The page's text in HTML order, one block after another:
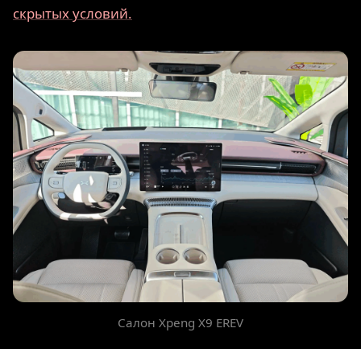
скрытых условий.
Салон Xpeng X9 EREV